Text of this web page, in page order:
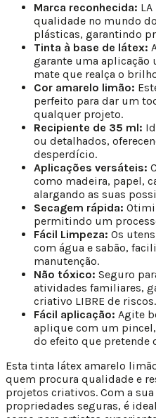
Marca reconhecida:
qualidade no mundo
plásticas, garantindo
Tinta à base de látex:
garante uma aplicação
mate que realça o
Cor amarelo limão:
perfeito para dar um
qualquer projeto.
Recipiente de 35 ml:
ou detalhados,
desperdício.
Aplicações versáteis:
como madeira, papel,
alargando as suas
Secagem rápida:
permitindo um
Fácil Limpeza: Os
com água e sabão,
manutenção.
Não tóxico: Seguro
atividades familiares,
criativo LIBRE de riscos.
Fácil aplicação: Agite
aplique com um
do efeito que pretende
Esta tinta látex amarelo
quem procura qualidade e
projetos criativos. Com a
propriedades seguras, é